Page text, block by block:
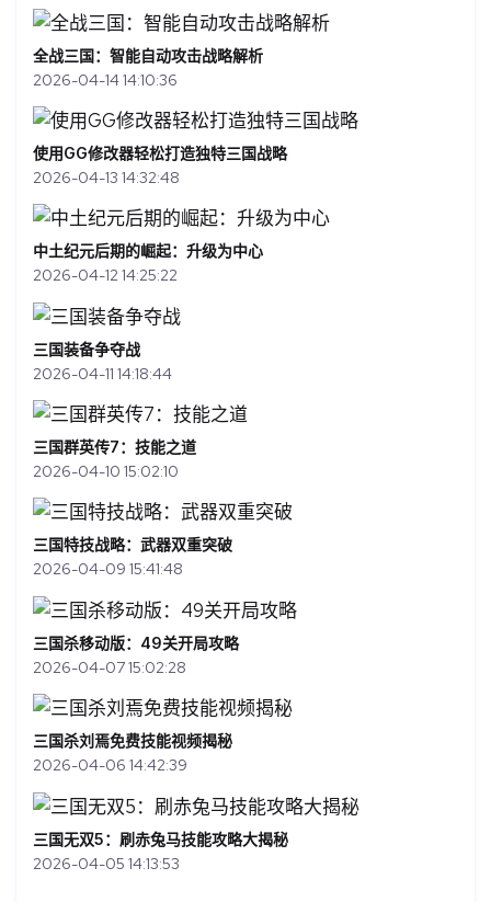
全战三国：智能自动攻击战略解析
2026-04-14 14:10:36
使用GG修改器轻松打造独特三国战略
2026-04-13 14:32:48
中土纪元后期的崛起：升级为中心
2026-04-12 14:25:22
三国装备争夺战
2026-04-11 14:18:44
三国群英传7：技能之道
2026-04-10 15:02:10
三国特技战略：武器双重突破
2026-04-09 15:41:48
三国杀移动版：49关开局攻略
2026-04-07 15:02:28
三国杀刘焉免费技能视频揭秘
2026-04-06 14:42:39
三国无双5：刷赤兔马技能攻略大揭秘
2026-04-05 14:13:53